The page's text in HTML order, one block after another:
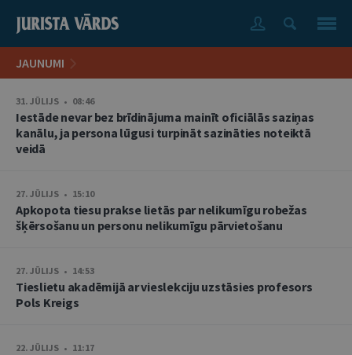
JAUNUMI
31. JŪLIJS • 08:46
Iestāde nevar bez brīdinājuma mainīt oficiālās saziņas
kanālu, ja persona lūgusi turpināt sazināties noteiktā
veidā
27. JŪLIJS • 15:10
Apkopota tiesu prakse lietās par nelikumīgu robežas
šķērsošanu un personu nelikumīgu pārvietošanu
27. JŪLIJS • 14:53
Tieslietu akadēmijā ar vieslekciju uzstāsies profesors
Pols Kreigs
22. JŪLIJS • 11:17